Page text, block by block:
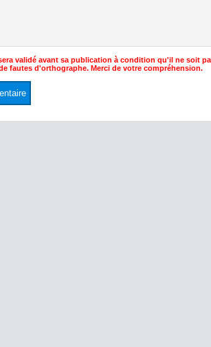
validé avant sa publication à condition qu'il ne soit
fautes d'orthographe. Merci de votre compréhension.